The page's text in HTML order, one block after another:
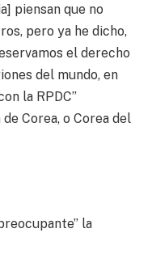
piensan que no
pero ya he dicho,
el derecho
del mundo, en
la RPDC”
Corea, o Corea del
la